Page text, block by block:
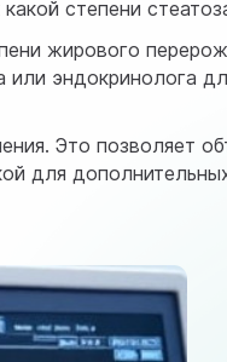
степени
жирового
эндокринолога
Это позволяет
для